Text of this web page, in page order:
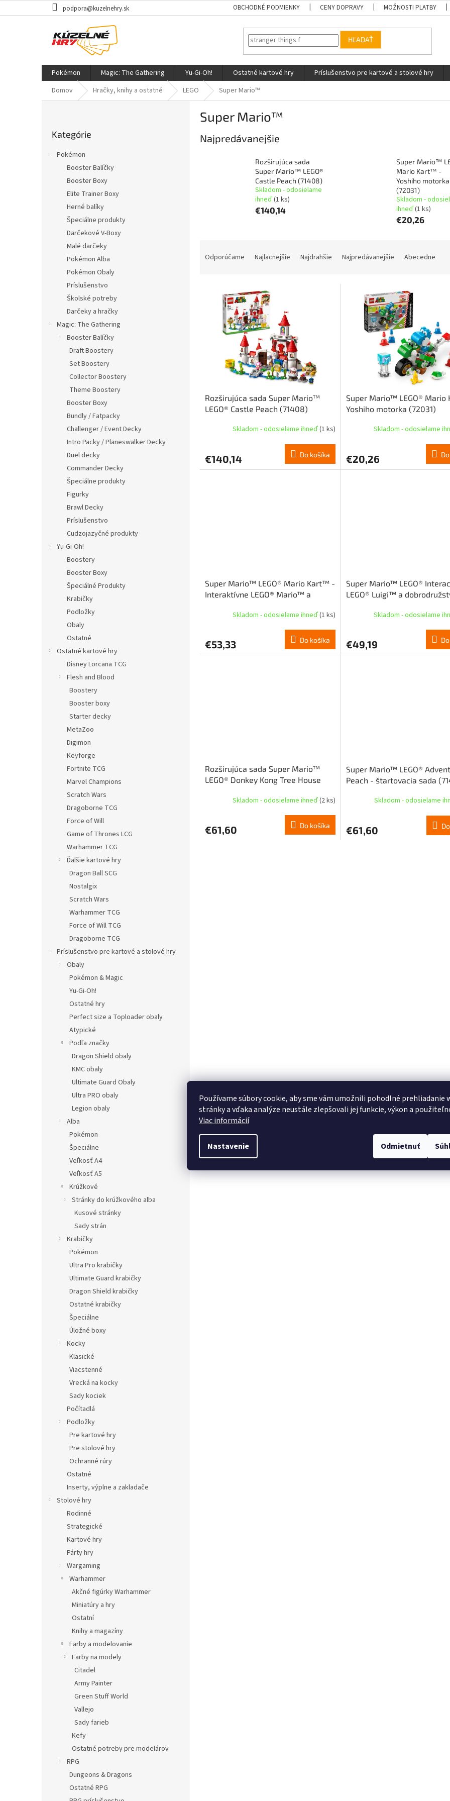
Používame súbory cookie, aby sme vám umožnili pohodlné prehliadanie
stránky a vďaka analýze neustále zlepšovali jej funkcie, výkon a
Viac informácií
Nastavenie Odmietnuť
na
podpora@kuzelnehry.sk OBCHODNÉ PODMIENKY CENY DOPRAVY MOŽNOSTI PLATBY
HĽADAŤ
Pokémon Magic: The Gathering Yu-Gi-Oh! Ostatné kartové hry Príslušenstvo pre kartové a stolové hry
Domov
Hračky, knihy a ostatné LEGO Super Mario™
kategórie
Kategórie
Pokémon
Booster Balíčky
Booster Boxy
Elite Trainer Boxy
Herné balíky
Špeciálne produkty
Darčekové V-Boxy
Malé darčeky
Pokémon Alba
Pokémon Obaly
Príslušenstvo
Školské potreby
Darčeky a hračky
Magic: The Gathering
Booster Balíčky
Draft Boostery
Set Boostery
Collector Boostery
Theme Boostery
Booster Boxy
Bundly / Fatpacky
Challenger / Event Decky
Intro Packy / Planeswalker Decky
Duel decky
Commander Decky
Špeciálne produkty
Figurky
Brawl Decky
Príslušenstvo
Cudzojazyčné produkty
Yu-Gi-Oh!
Boostery
Booster Boxy
Špeciálné Produkty
Krabičky
Podložky
Obaly
Ostatné
Ostatné kartové hry
Disney Lorcana TCG
Flesh and Blood
Boostery
Booster boxy
Starter decky
MetaZoo
Digimon
Keyforge
Fortnite TCG
Marvel Champions
Scratch Wars
Dragoborne TCG
Force of Will
Game of Thrones LCG
Warhammer TCG
Ďalšie kartové hry
Dragon Ball SCG
Nostalgix
Scratch Wars
Warhammer TCG
Force of Will TCG
Dragoborne TCG
Príslušenstvo pre kartové a stolové hry
Obaly
Pokémon & Magic
Yu-Gi-Oh!
Ostatné hry
Perfect size a Toploader obaly
Atypické
Podľa značky
Dragon Shield obaly
KMC obaly
Ultimate Guard Obaly
Ultra PRO obaly
Legion obaly
Alba
Pokémon
Špeciálne
Veľkosť A4
Veľkosť A5
Krúžkové
Stránky do krúžkového alba
Kusové stránky
Sady strán
Krabičky
Pokémon
Ultra Pro krabičky
Ultimate Guard krabičky
Dragon Shield krabičky
Ostatné krabičky
Špeciálne
Úložné boxy
Kocky
Klasické
Viacstenné
Vrecká na kocky
Sady kociek
Počítadlá
Podložky
Pre kartové hry
Pre stolové hry
Ochranné rúry
Ostatné
Inserty, výplne a zakladače
Stolové hry
Rodinné
Strategické
Kartové hry
Párty hry
Wargaming
Warhammer
Akčné figúrky Warhammer
Miniatúry a hry
Ostatní
Knihy a magazíny
Farby a modelovanie
Farby na modely
Citadel
Army Painter
Green Stuff World
Vallejo
Sady farieb
Kefy
Ostatné potreby pre modelárov
RPG
Dungeons & Dragons
Ostatné RPG
Super Mario™
Najpredávanejšie
Rozširujúca sada
Super Mario™ LEGO®
Castle Peach (71408)
Skladom - odosielame
ihneď(1 ks)
€140,14
Super Mario™
Mario Kart™ -
Yoshiho motorka
(72031)
Skladom -
ihneď(1 ks)
€20,26
Odporúčame Najlacnejšie Najdrahšie Najpredávanejšie Abecedne
Rozširujúca sada Super Mario™
LEGO® Castle Peach (71408)
Skladom - odosielame ihneď(1 ks)
€140,14 Do košíka
Super Mario™ LEGO®
Yoshiho motorka (72031)
Skladom - odosielame
€20,26
Super Mario™ LEGO® Mario Kart™ -
Interaktívne LEGO® Mario™ a
Skladom - odosielame ihneď(1 ks)
€53,33 Do košíka
Super Mario™ LEGO®
LEGO® Luigi™ a
Skladom - odosielame
€49,19
Rozširujúca sada Super Mario™
LEGO® Donkey Kong Tree House
Skladom - odosielame ihneď(2 ks)
€61,60 Do košíka
Super Mario™ LEGO®
Peach - štartovacia sada
Skladom - odosielame
€61,60